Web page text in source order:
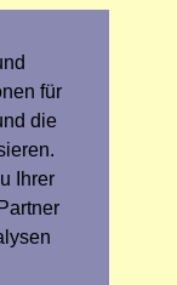
für
die
Ihrer